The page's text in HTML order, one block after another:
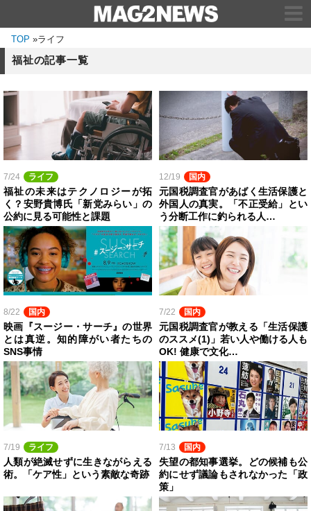
TOP »ライフ
福祉の記事一覧
7/24 ライフ
福祉の未来はテクノロジーが拓
く？安野貴博氏「新党みらい」の
公約に見る可能性と課題
12/19 国内
元国税調査官があばく生活保護と
外国人の真実。「不正受給」とい
う分断工作に釣られる人…
8/22 国内
映画『スージー・サーチ』の世界
とは真逆。知的障がい者たちの
SNS事情
7/22 国内
元国税調査官が教える「生活保護
のススメ(1)」若い人や働ける人も
OK! 健康で文化…
7/19 ライフ
人類が絶滅せずに生きながらえる
術。「ケア性」という素敵な奇跡
7/13 国内
失望の都知事選挙。どの候補も公
約にせず議論もされなかった「政
策」